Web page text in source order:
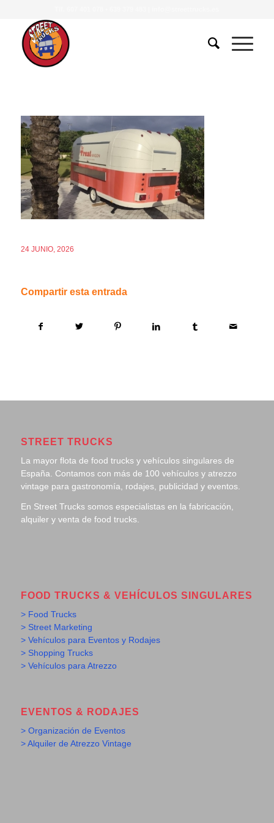
24 JUNIO, 2026
Compartir esta entrada
STREET TRUCKS
La mayor flota de food trucks y vehículos singulares de
España. Contamos con más de 100 vehículos y atrezzo
vintage para gastronomía, rodajes, publicidad y eventos.
En Street Trucks somos especialistas en la fabricación,
alquiler y venta de food trucks.
FOOD TRUCKS & VEHÍCULOS SINGULARES
> Food Trucks
> Street Marketing
> Vehículos para Eventos y Rodajes
> Shopping Trucks
> Vehículos para Atrezzo
EVENTOS & RODAJES
> Organización de Eventos
> Alquiler de Atrezzo Vintage